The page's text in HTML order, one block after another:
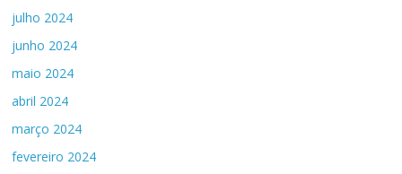
julho 2024
junho 2024
maio 2024
abril 2024
março 2024
fevereiro 2024